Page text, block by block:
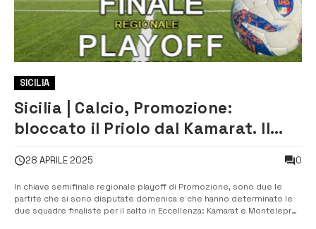
SICILIA
Sicilia | Calcio, Promozione:
bloccato il Priolo dal Kamarat. Il
28 APRILE 2025 0
In chiave semifinale regionale playoff di Promozione, sono due le
partite che si sono disputate domenica e che hanno determinato le
due squadre finaliste per il salto in Eccellenza: Kamarat e Montelepre.